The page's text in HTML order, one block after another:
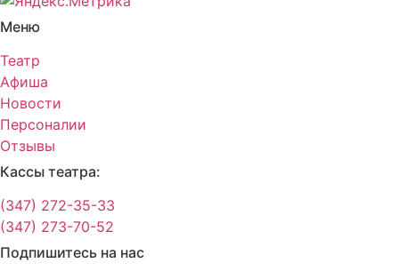
Меню
Театр
Афиша
Новости
Персоналии
Отзывы
Кассы театра:
(347) 272-35-33
(347) 273-70-52
Подпишитесь на нас